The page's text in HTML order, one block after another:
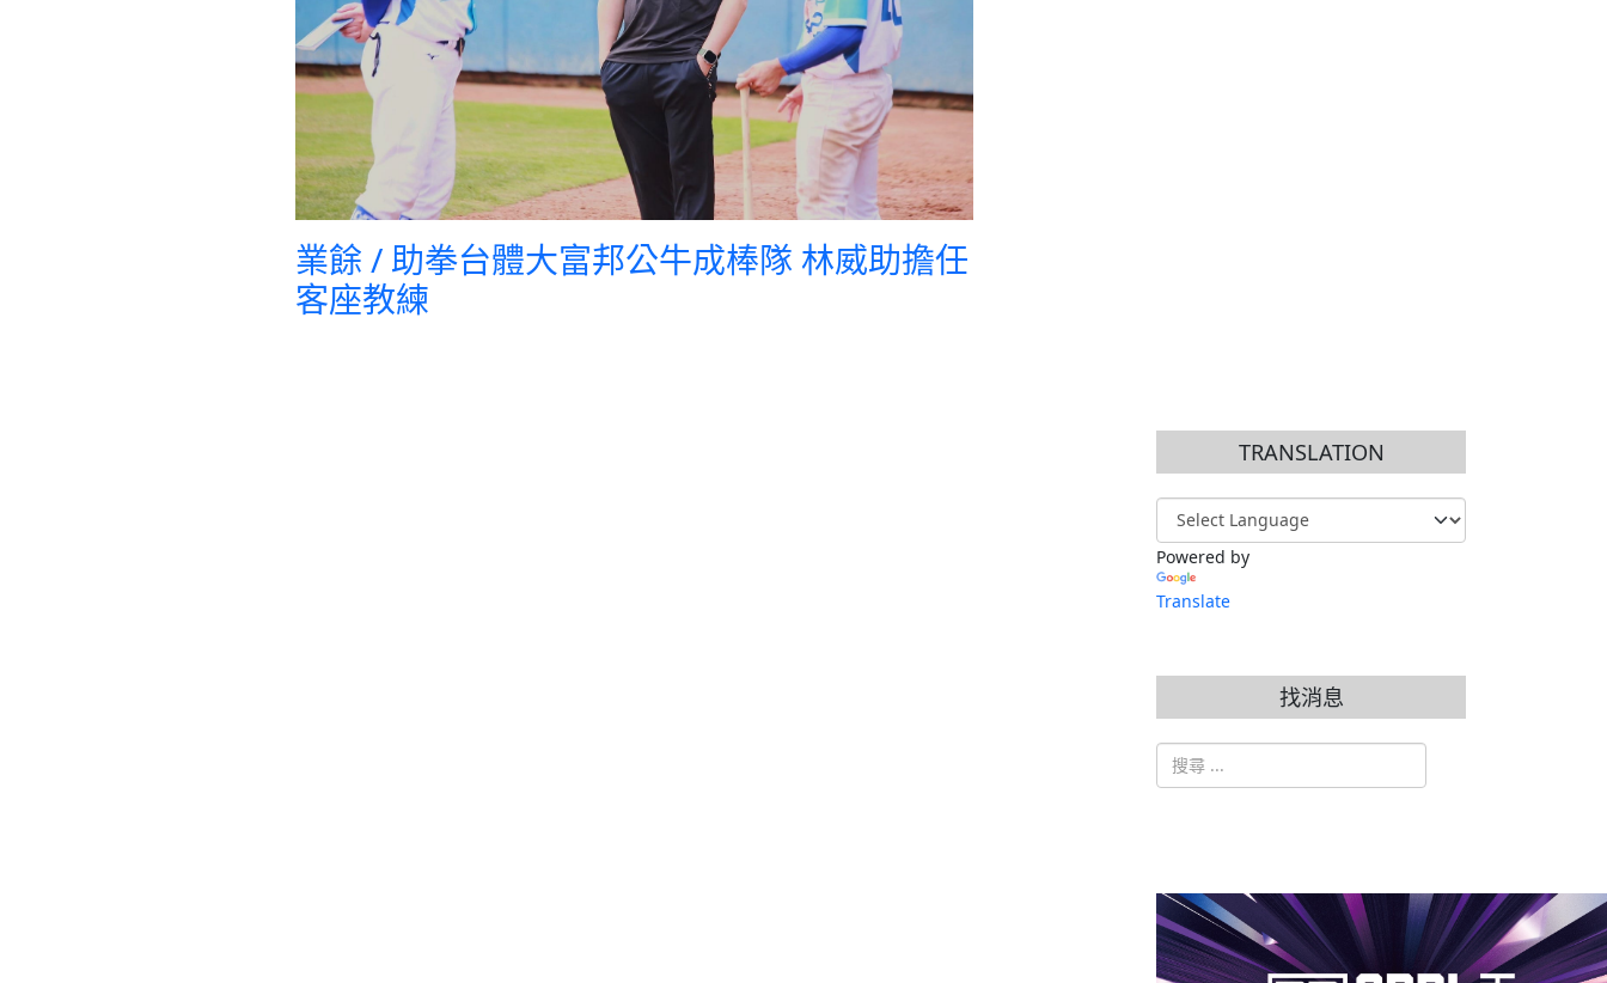
業餘 / 助拳台體大富邦公牛成棒隊 林威助擔任
客座教練
TRANSLATION
Powered by
Translate
找消息
搜索